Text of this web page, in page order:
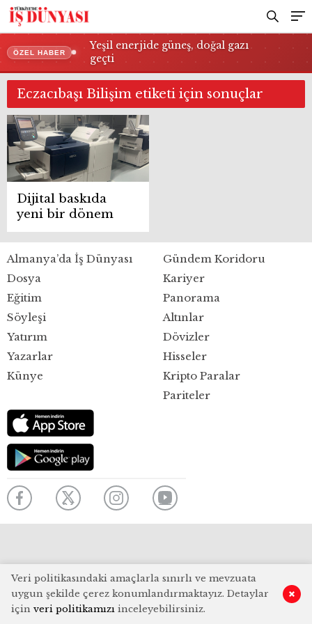
ÖZEL HABER
Yeşil enerjide güneş, doğal gazı
geçti
Eczacıbaşı Bilişim etiketi için sonuçlar
Dijital baskıda
yeni bir dönem
Almanya’da İş Dünyası
Dosya
Eğitim
Gündem Koridoru
Kariyer
Panorama
Söyleşi
Yatırım
Yazarlar
Künye
Altınlar
Dövizler
Hisseler
Kripto Paralar
Pariteler
Veri politikasındaki amaçlarla sınırlı ve mevzuata
uygun şekilde çerez konumlandırmaktayız. Detaylar
için veri politikamızı inceleyebilirsiniz.